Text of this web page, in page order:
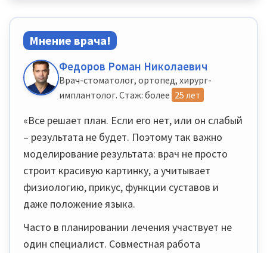
Мнение врача!
Федоров Роман Николаевич
Врач-стоматолог, ортопед, хирург-
имплантолог. Стаж: более 25 лет
«Все решает план. Если его нет, или он слабый
– результата не будет. Поэтому так важно
моделирование результата: врач не просто
строит красивую картинку, а учитывает
физиологию, прикус, функции суставов и
даже положение языка.
Часто в планировании лечения участвует не
один специалист. Совместная работа